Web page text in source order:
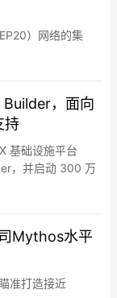
）网络的集
，面向
持
基础设施平台
，并启动 300 万
及 Web3 应用开放
致力于降低
Mythos水平
准打造接近